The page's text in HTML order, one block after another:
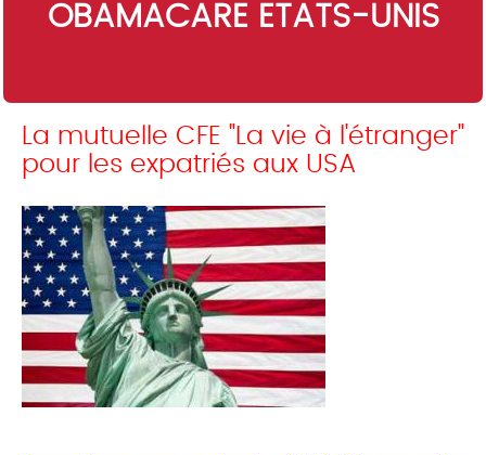
OBAMACARE ETATS-UNIS
La mutuelle CFE "La vie à l'étranger"
pour les expatriés aux USA